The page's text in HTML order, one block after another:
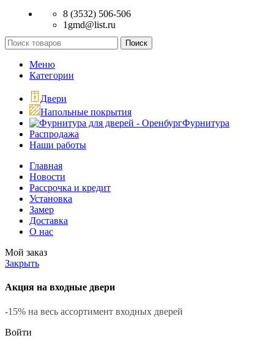
8 (3532) 506-506
1gmd@list.ru
Поиск
Меню
Категории
Двери
Напольные покрытия
Фурнитура
Распродажа
Наши работы
Главная
Новости
Рассрочка и кредит
Установка
Замер
Доставка
О нас
Мой заказ
Закрыть
Акция на входные двери
-15% на весь ассортимент входных дверей
Войти